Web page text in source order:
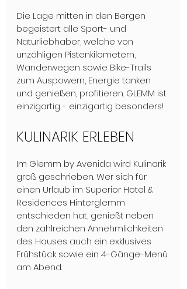
Die Lage mitten in den Bergen
begeistert alle Sport- und
Naturliebhaber, welche von
unzähligen Pistenkilometern,
Wanderwegen sowie Bike-Trails
zum Auspowern, Energie tanken
und genießen, profitieren. GLEMM ist
einzigartig - einzigartig besonders!
KULINARIK ERLEBEN
Im Glemm by Avenida wird Kulinarik
groß geschrieben. Wer sich für
einen Urlaub im Superior Hotel &
Residences Hinterglemm
entschieden hat, genießt neben
den zahlreichen Annehmlichkeiten
des Hauses auch ein exklusives
Frühstück sowie ein 4-Gänge-Menü
am Abend.